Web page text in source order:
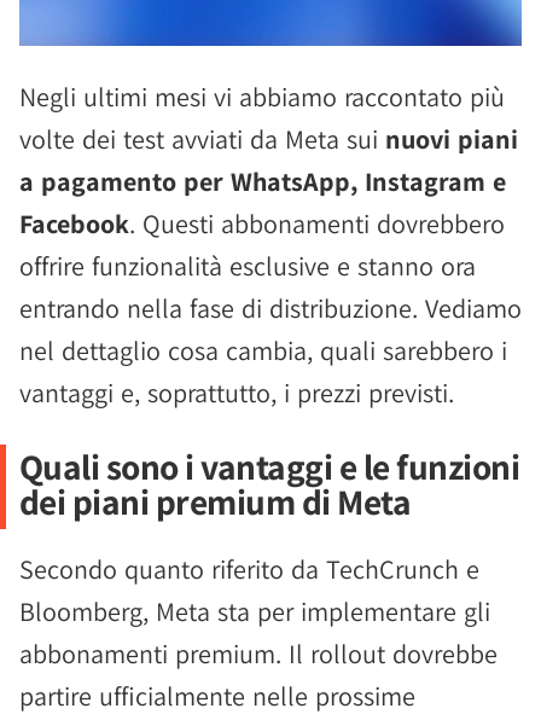
Negli ultimi mesi vi abbiamo raccontato più
volte dei test avviati da Meta sui nuovi piani
a pagamento per WhatsApp, Instagram e
Facebook. Questi abbonamenti dovrebbero
offrire funzionalità esclusive e stanno ora
entrando nella fase di distribuzione. Vediamo
nel dettaglio cosa cambia, quali sarebbero i
vantaggi e, soprattutto, i prezzi previsti.
Quali sono i vantaggi e le funzioni
dei piani premium di Meta
Secondo quanto riferito da TechCrunch e
Bloomberg, Meta sta per implementare gli
abbonamenti premium. Il rollout dovrebbe
partire ufficialmente nelle prossime